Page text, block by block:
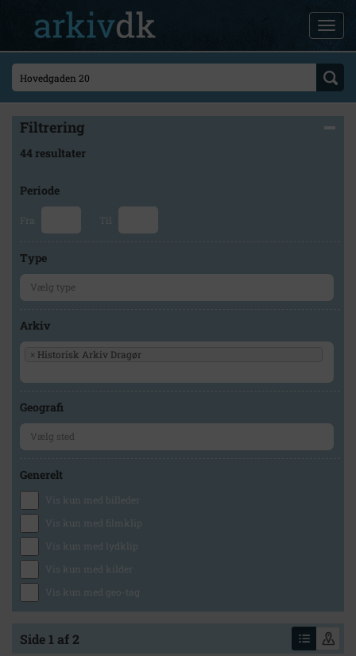
Filtrering
44 resultater
Periode
Fra Til
Type
Arkiv
× Historisk Arkiv Dragør
Geografi
Generelt
Vis kun med billeder
Vis kun med filmklip
Vis kun med lydklip
Vis kun med kilder
Vis kun med geo-tag
Side 1 af 2